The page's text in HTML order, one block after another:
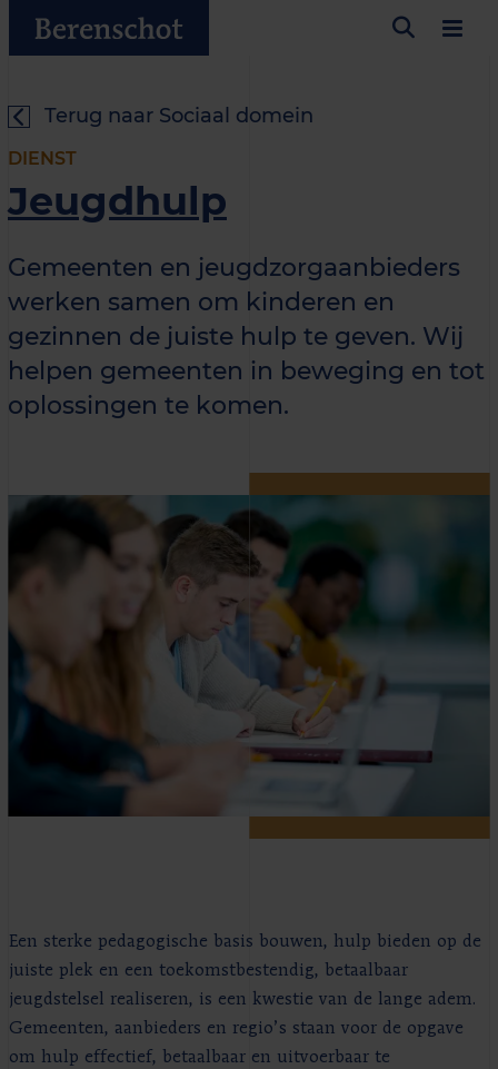
Terug naar Sociaal domein
DIENST
Jeugdhulp
Gemeenten en jeugdzorgaanbieders
werken samen om kinderen en
gezinnen de juiste hulp te geven. Wij
helpen gemeenten in beweging en tot
oplossingen te komen.
Een sterke pedagogische basis bouwen, hulp bieden op de
juiste plek en een toekomstbestendig, betaalbaar
jeugdstelsel realiseren, is een kwestie van de lange adem.
Gemeenten, aanbieders en regio’s staan voor de opgave
om hulp effectief, betaalbaar en uitvoerbaar te